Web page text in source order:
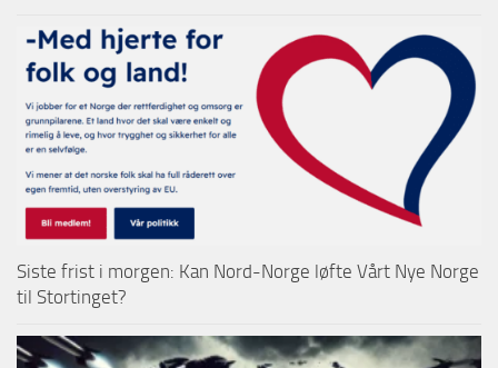
Siste frist i morgen: Kan Nord-Norge løfte Vårt Nye Norge
til Stortinget?